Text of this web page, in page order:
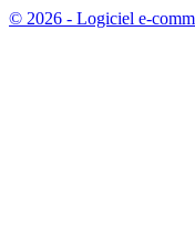
© 2026 - Logiciel e-